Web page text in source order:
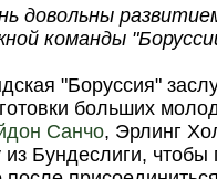
довольны
команды
"Боруссия"
больших
Санчо, Эрлинг
из Бундеслиги,